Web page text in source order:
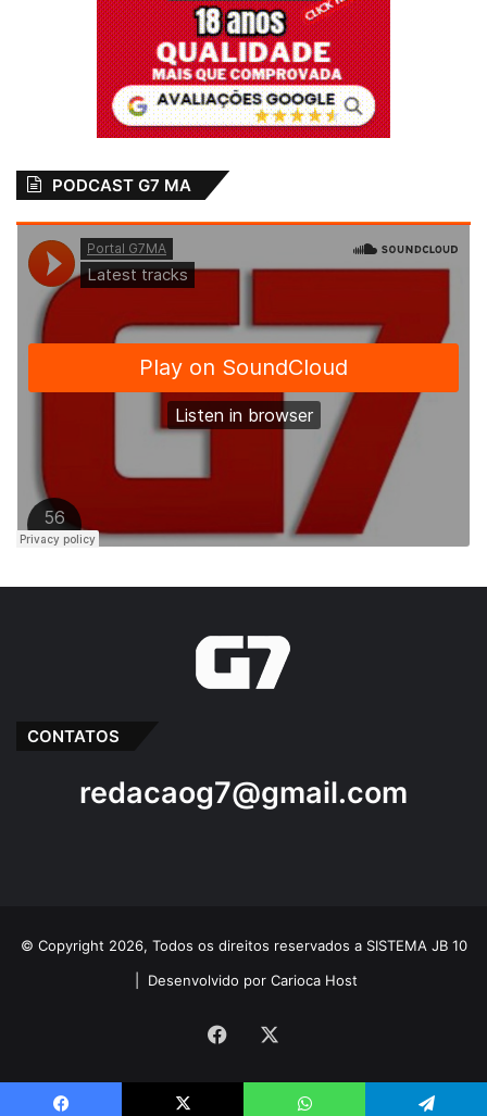
PODCAST G7 MA
CONTATOS
redacaog7@gmail.com
© Copyright 2026, Todos os direitos reservados a SISTEMA JB 10
Desenvolvido por Carioca Host
Facebook